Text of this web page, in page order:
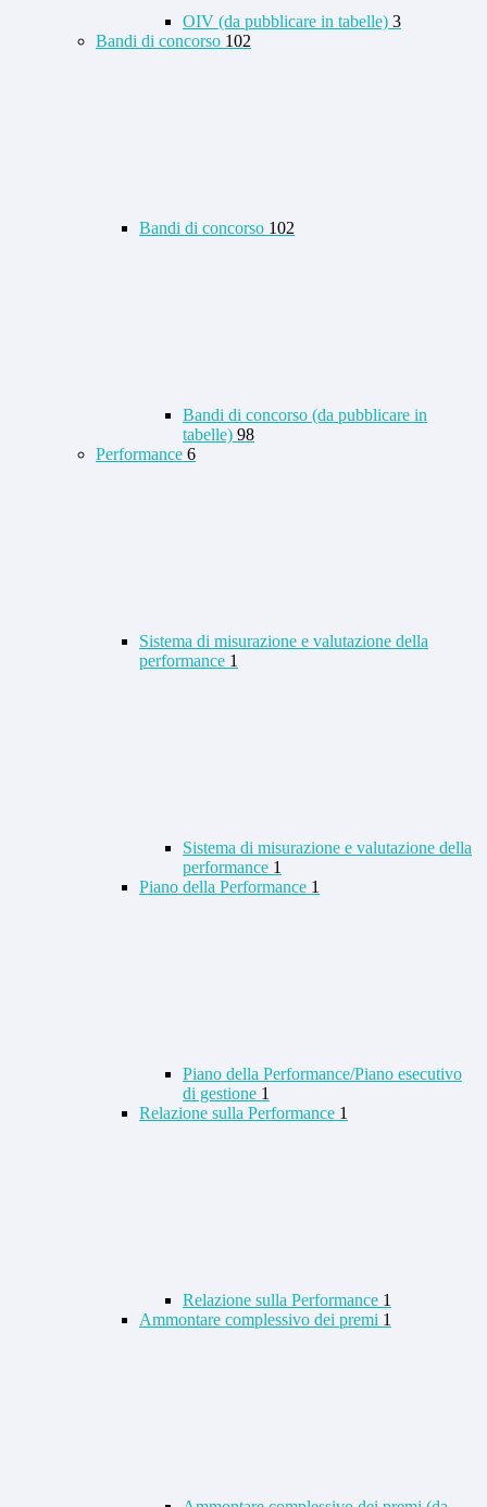
OIV (da pubblicare in tabelle) 3
Bandi di concorso 102
Bandi di concorso 102
Bandi di concorso (da pubblicare in
tabelle) 98
Performance 6
Sistema di misurazione e valutazione della
performance 1
Sistema di misurazione e valutazione della
performance 1
Piano della Performance 1
Piano della Performance/Piano esecutivo
di gestione 1
Relazione sulla Performance 1
Relazione sulla Performance 1
Ammontare complessivo dei premi 1